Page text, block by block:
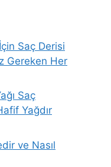
Saç Derisi
Gereken Her
Saç
Yağdır
ve Nasıl